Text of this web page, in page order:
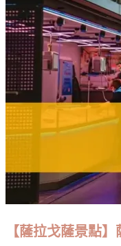
與
日
常
爾
拜
辛
區
旅
遊
體
驗：
小
巷
／
世
界
【薩拉戈薩景點